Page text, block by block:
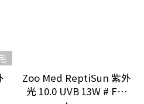
Zoo Med ReptiSun 紫外
光 10.0 UVB 13W # FS-